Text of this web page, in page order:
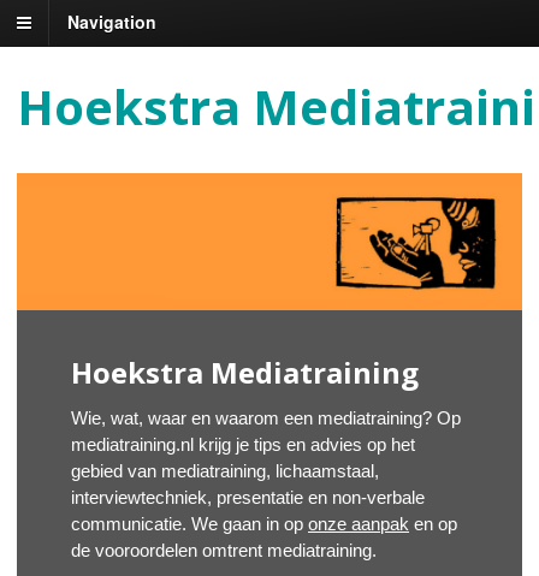
Navigation
Hoekstra
Hoekstra Mediatraining
Wie, wat, waar en waarom een mediatraining? Op
mediatraining.nl krijg je tips en advies op het
gebied van mediatraining, lichaamstaal,
interviewtechniek, presentatie en non-verbale
communicatie. We gaan in op onze aanpak en op
de vooroordelen omtrent mediatraining.